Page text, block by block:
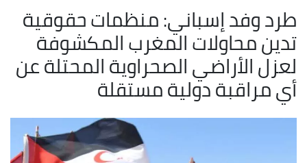
طرد وفد إسباني: منظمات حقوقية
تدين محاولات المغرب المكشوفة
لعزل الأراضي الصحراوية المحتلة عن
أي مراقبة دولية مستقلة